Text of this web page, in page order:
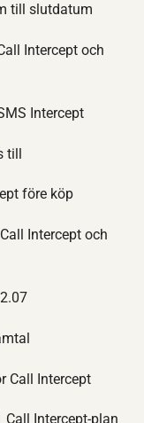
till slutdatum
Intercept och
Intercept
till
före köp
Intercept och
Call Intercept
Call Intercept-plan